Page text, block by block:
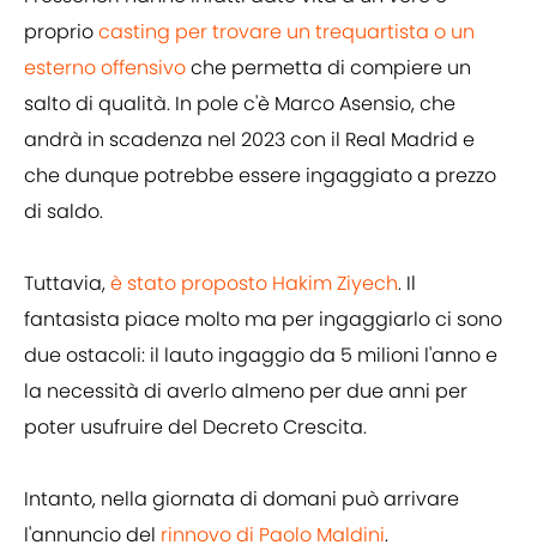
propriocasting per trovare un trequartista o un
esterno offensivoche permetta di compiere un
salto di qualità. In pole c'è Marco Asensio, che
andrà in scadenza nel 2023 con il Real Madrid e
che dunque potrebbe essere ingaggiato a prezzo
di saldo.
Tuttavia,è stato proposto Hakim Ziyech. Il
fantasista piace molto ma per ingaggiarlo ci sono
due ostacoli: il lauto ingaggio da 5 milioni l'anno e
la necessità di averlo almeno per due anni per
poter usufruire del Decreto Crescita.
Intanto, nella giornata di domani può arrivare
l'annuncio del rinnovo di Paolo Maldini.